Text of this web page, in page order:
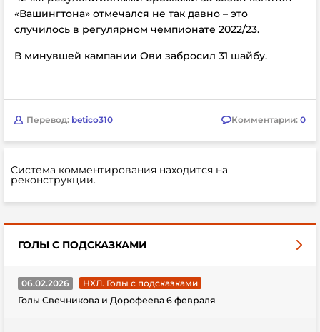
«Вашингтона» отмечался не так давно – это
случилось в регулярном чемпионате 2022/23.
В минувшей кампании Ови забросил 31 шайбу.
Перевод: betico310 Комментарии: 0
Система комментирования находится на
реконструкции.
ГОЛЫ С ПОДСКАЗКАМИ
06.02.2026
НХЛ. Голы с подсказками
Голы Свечникова и Дорофеева 6 февраля